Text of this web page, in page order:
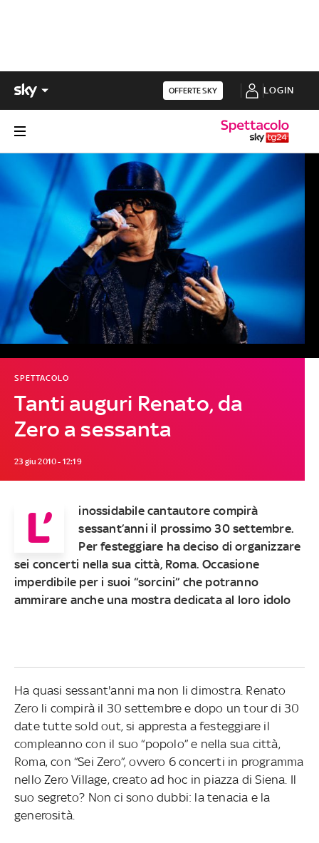
OFFERTE SKY LOGIN
Tanti auguri Renato, da
Zero a sessanta
SPETTACOLO
23 giu 2010 - 12:19
L’
inossidabile cantautore compirà
sessant’anni il prossimo 30 settembre.
Per festeggiare ha deciso di organizzare
sei concerti nella sua città, Roma. Occasione
imperdibile per i suoi “sorcini” che potranno
ammirare anche una mostra dedicata al loro idolo
Ha quasi sessant'anni ma non li dimostra. Renato
Zero li compirà il 30 settembre e dopo un tour di 30
date tutte sold out, si appresta a festeggiare il
compleanno con il suo “popolo” e nella sua città,
Roma, con “Sei Zero”, ovvero 6 concerti in programma
nello Zero Village, creato ad hoc in piazza di Siena. Il
suo segreto? Non ci sono dubbi: la tenacia e la
generosità.